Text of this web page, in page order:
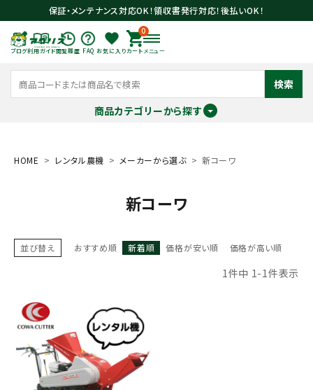
保証・メンテナンス対応OK！領収書発行対応！後払いOK！
ブログ利用ガイド閲覧履歴 FAQ お気に入り
0
カート メニュー
検索
商品カテゴリーから探す
meeting_room ログイン person 会員登録
search
お気に入り一覧
閲覧履歴一覧
HOME レンタル農機 メーカーから選ぶ 新コーワ
新コーワ
並び替え おすすめ順 新着順 価格が安い順 価格が高い順
1件中 1-1件表示